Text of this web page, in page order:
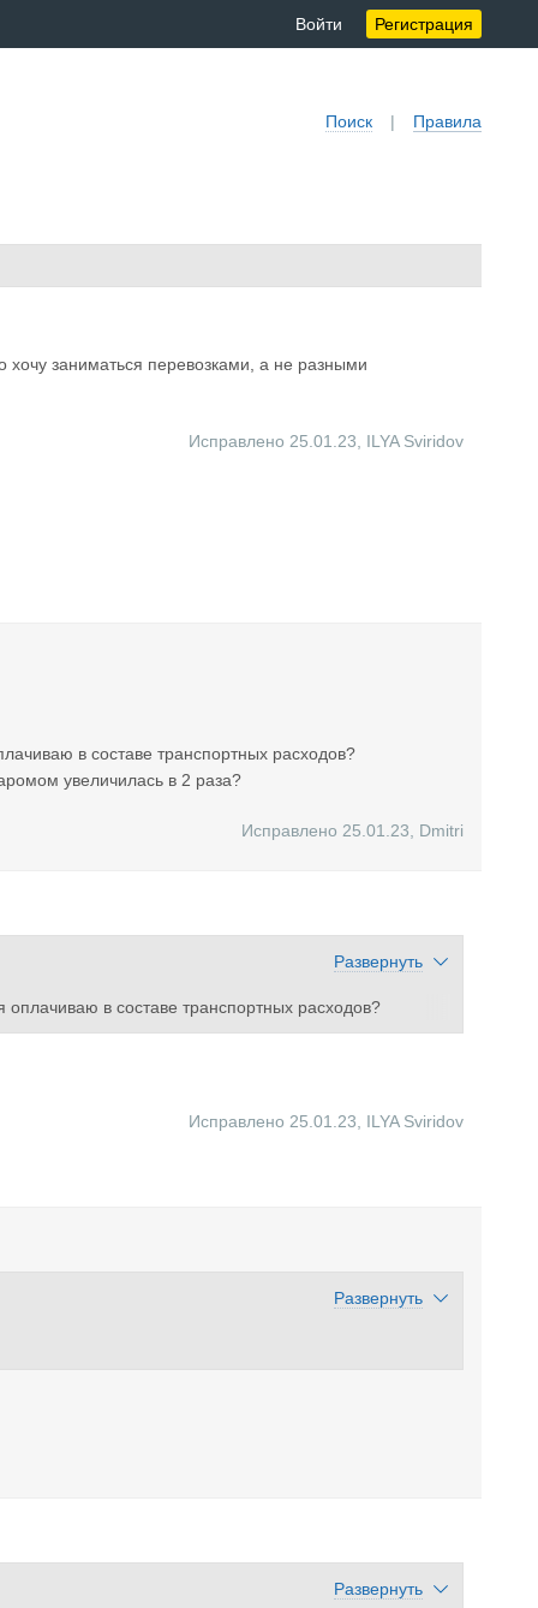
Войти Регистрация
Поиск | Правила
заниматься перевозками, а не разными
Исправлено 25.01.23 ILYA Sviridov
в составе транспортных расходов?
увеличилась в 2 раза?
Исправлено 25.01.23 Dmitri
Развернуть
оплачиваю в составе транспортных расходов?
паромом увеличилась в 2 раза?
Исправлено 25.01.23 ILYA Sviridov
Развернуть
Развернуть